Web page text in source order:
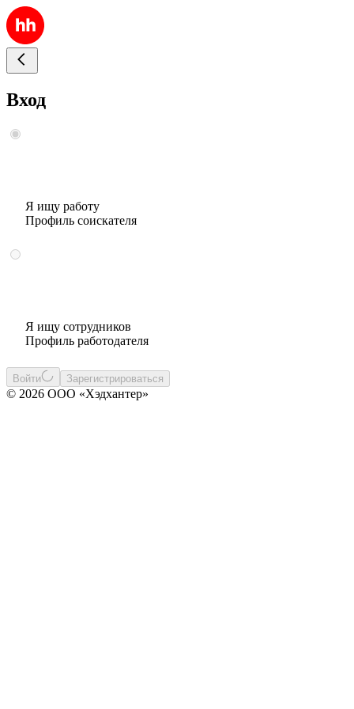
Вход
Я ищу работу
Профиль соискателя
Я ищу сотрудников
Профиль работодателя
Войти Зарегистрироваться
© 2026 ООО «Хэдхантер»